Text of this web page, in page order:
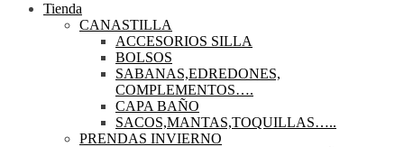
Tienda
CANASTILLA
ACCESORIOS SILLA
BOLSOS
SABANAS,EDREDONES,
COMPLEMENTOS….
CAPA BAÑO
SACOS,MANTAS,TOQUILLAS…..
PRENDAS INVIERNO